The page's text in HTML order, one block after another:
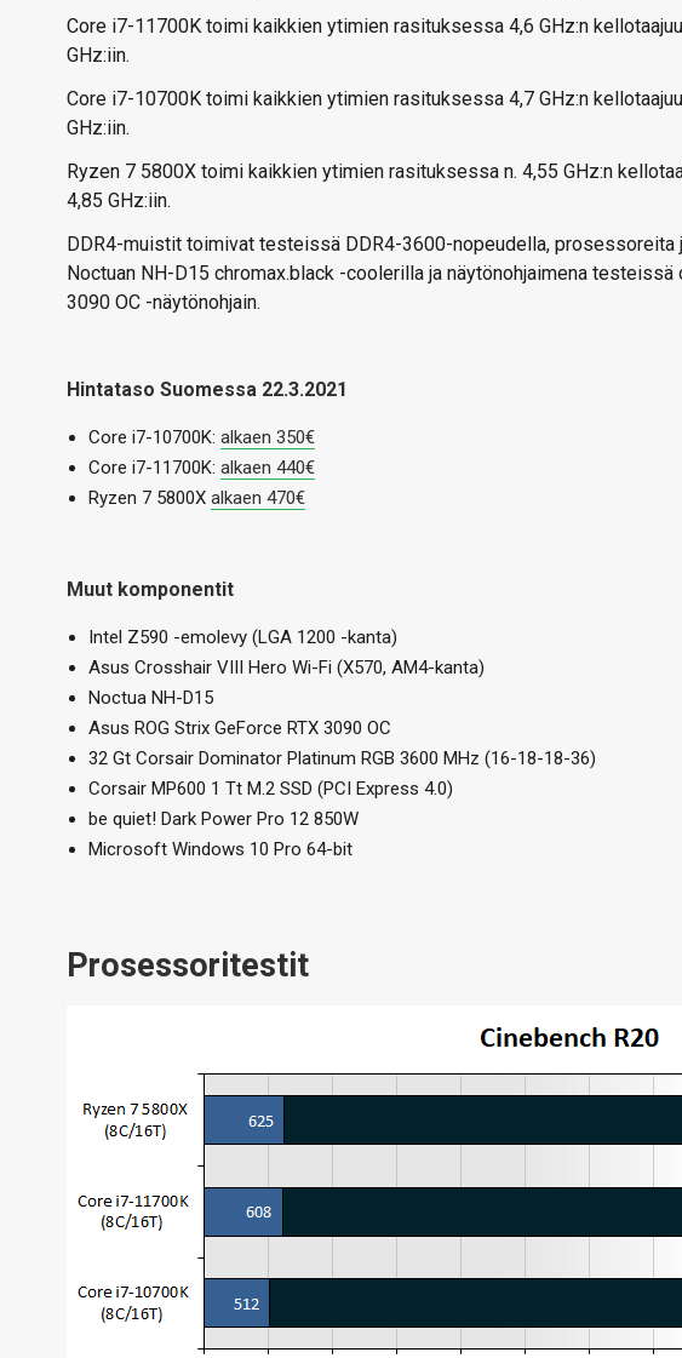
Core i7-11700K toimi kaikkien ytimien rasituksessa 4,6 GHz:n
GHz:iin.
Core i7-10700K toimi kaikkien ytimien rasituksessa 4,7 GHz:n
GHz:iin.
Ryzen 7 5800X toimi kaikkien ytimien rasituksessa n. 4,55 GHz:n
4,85 GHz:iin.
DDR4-muistit toimivat testeissä DDR4-3600-nopeudella,
Noctuan NH-D15 chromax.black -coolerilla ja näytönohjaimena
3090 OC -näytönohjain.
Hintataso Suomessa 22.3.2021
Core i7-10700K: alkaen 350€
Core i7-11700K: alkaen 440€
Ryzen 7 5800X alkaen 470€
Muut komponentit
Intel Z590 -emolevy (LGA 1200 -kanta)
Asus Crosshair VIII Hero Wi-Fi (X570, AM4-kanta)
Noctua NH-D15
Asus ROG Strix GeForce RTX 3090 OC
32 Gt Corsair Dominator Platinum RGB 3600 MHz (16-18-18-36)
Corsair MP600 1 Tt M.2 SSD (PCI Express 4.0)
be quiet! Dark Power Pro 12 850W
Microsoft Windows 10 Pro 64-bit
Prosessoritestit